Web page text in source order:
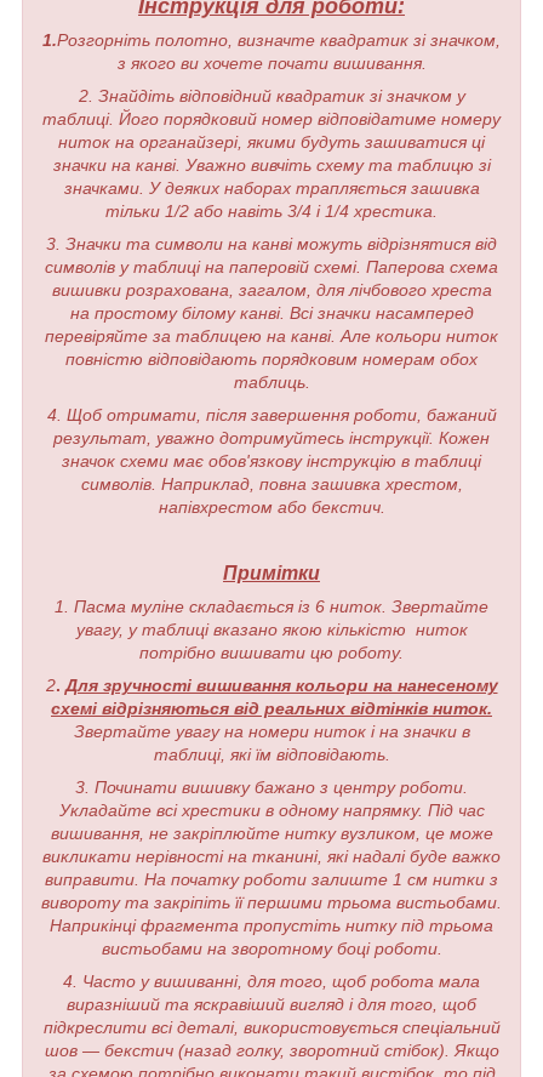
Інструкція для роботи:
1.Розгорніть полотно, визначте квадратик зі значком,
з якого ви хочете почати вишивання.
2. Знайдіть відповідний квадратик зі значком у
таблиці. Його порядковий номер відповідатиме номеру
ниток на органайзері, якими будуть зашиватися ці
значки на канві. Уважно вивчіть схему та таблицю зі
значками. У деяких наборах трапляється зашивка
тільки 1/2 або навіть 3/4 і 1/4 хрестика.
3. Значки та символи на канві можуть відрізнятися від
символів у таблиці на паперовій схемі. Паперова схема
вишивки розрахована, загалом, для лічбового хреста
на простому білому канві. Всі значки насамперед
перевіряйте за таблицею на канві. Але кольори ниток
повністю відповідають порядковим номерам обох
таблиць.
4. Щоб отримати, після завершення роботи, бажаний
результат, уважно дотримуйтесь інструкції. Кожен
значок схеми має обов'язкову інструкцію в таблиці
символів. Наприклад, повна зашивка хрестом,
напівхрестом або бекстич.
Примітки
1. Пасма муліне складається із 6 ниток. Звертайте
увагу, у таблиці вказано якою кількістю ниток
потрібно вишивати цю роботу.
2. Для зручності вишивання кольори на нанесеному
схемі відрізняються від реальних відтінків ниток.
Звертайте увагу на номери ниток і на значки в
таблиці, які їм відповідають.
3. Починати вишивку бажано з центру роботи.
Укладайте всі хрестики в одному напрямку. Під час
вишивання, не закріплюйте нитку вузликом, це може
викликати нерівності на тканині, які надалі буде важко
виправити. На початку роботи залиште 1 см нитки з
вивороту та закріпіть її першими трьома вистьобами.
Наприкінці фрагмента пропустіть нитку під трьома
вистьобами на зворотному боці роботи.
4. Часто у вишиванні, для того, щоб робота мала
виразніший та яскравіший вигляд і для того, щоб
підкреслити всі деталі, використовується спеціальний
шов — бекстич (назад голку, зворотний стібок). Якщо
за схемою потрібно виконати такий вистібок, то під